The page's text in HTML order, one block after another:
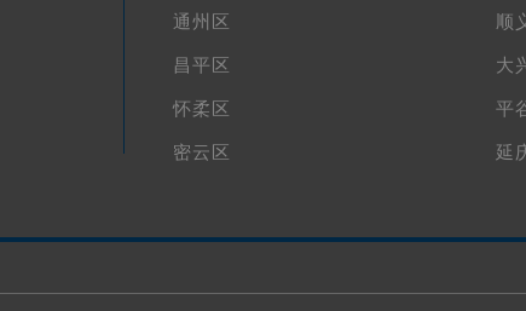
通州区 顺
昌平区 大
怀柔区 平
密云区 延